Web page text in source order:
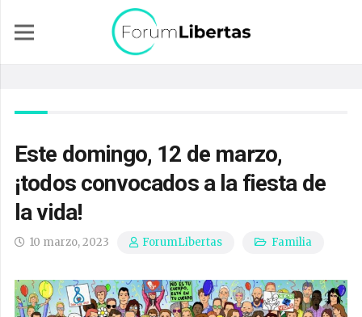
Este domingo, 12 de marzo,
¡todos convocados a la fiesta de
la vida!
10 marzo, 2023 ForumLibertas Familia